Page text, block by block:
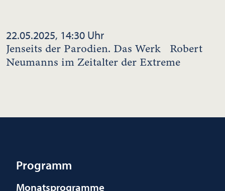
22.05.2025, 14:30 Uhr
Jenseits der Parodien. Das Werk Robert
Neumanns im Zeitalter der Extreme
Programm
Monatsprogramme